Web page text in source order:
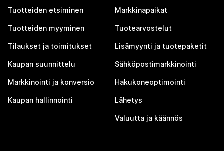
Tuotteiden etsiminen
Tuotteiden myyminen
Tilaukset ja toimitukset
Kaupan suunnittelu
Markkinointi ja konversio
Kaupan hallinnointi
Markkinapaikat
Tuotearvostelut
Lisämyynti ja tuotepaketit
Sähköpostimarkkinointi
Hakukoneoptimointi
Lähetys
Valuutta ja käännös